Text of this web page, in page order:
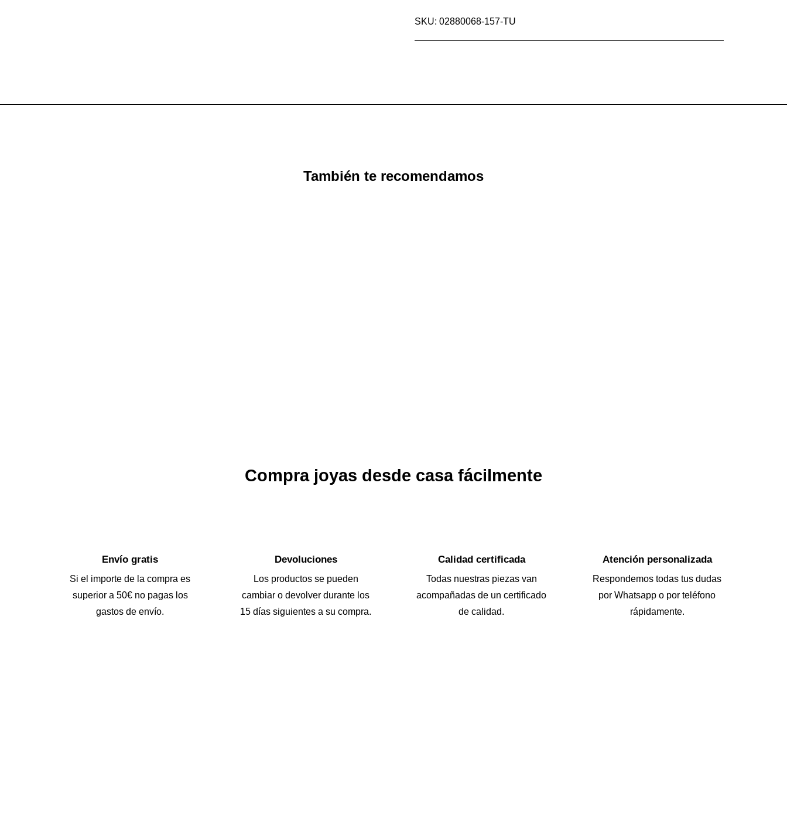
SKU: 02880068-157-TU
También te recomendamos
Compra joyas desde casa fácilmente
Envío gratis
Si el importe de la compra es
superior a 50€ no pagas los
gastos de envío.
Devoluciones
Los productos se pueden
cambiar o devolver durante los
15 días siguientes a su compra.
Calidad certificada
Todas nuestras piezas van
acompañadas de un certificado
de calidad.
Atención personalizada
Respondemos todas tus dudas
por Whatsapp o por teléfono
rápidamente.